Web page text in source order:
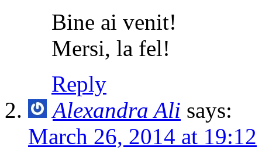
Bine ai venit!
Mersi, la fel!
Reply
Alexandra Ali says:
March 26, 2014 at 19:12